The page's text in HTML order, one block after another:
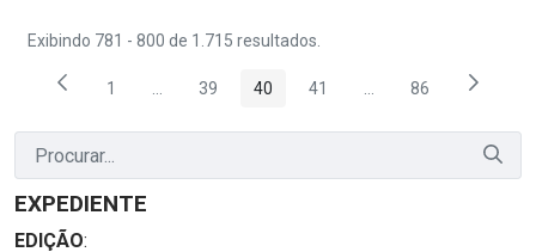
Exibindo 781 - 800 de 1.715 resultados.
Página
1 Páginas intermediárias Usar ABA para navegar.
Página
39 Página
40 Página
41 PáginasPágina
86
EXPEDIENTE
EDIÇÃO: